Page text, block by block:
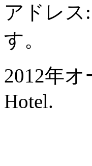
アドレス
す。
2012年オ
Hotel.